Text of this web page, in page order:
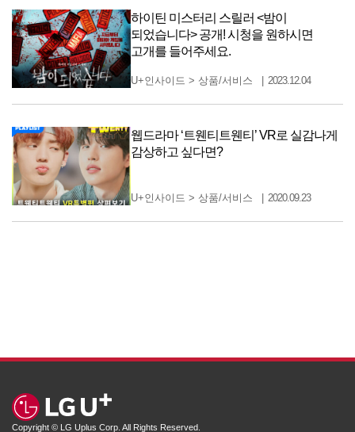
하이틴 미스터리 스릴러 <밤이
되었습니다> 공개! 시청을 원하시면
고개를 들어주세요.
U+인사이드 >상품/서비스 2023.12.04
웹드라마 ‘트웬티트웬티’ VR로 실감나게
감상하고 싶다면?
U+인사이드 >상품/서비스 2020.09.23
Copyright © LG Uplus Corp. All Rights Reserved.